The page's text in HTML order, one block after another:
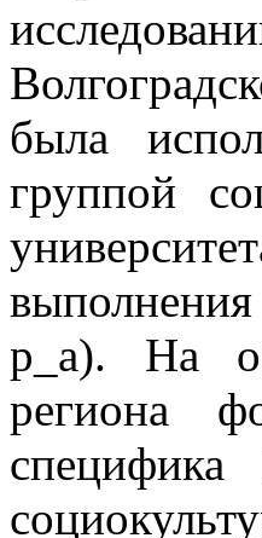
была
группой
р_а). На
региона
специфика